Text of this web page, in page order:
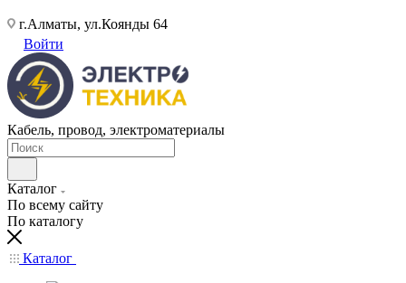
г.Алматы, ул.Коянды 64
Войти
Кабель, провод, электроматериалы
Каталог
По всему сайту
По каталогу
Каталог